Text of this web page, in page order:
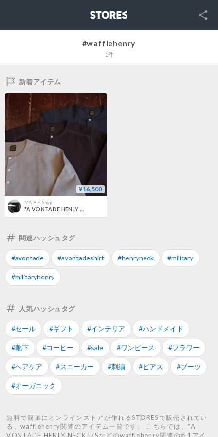
SNS
#wafflehenry
1件
新着アイテム
¥16,500
MAPS E-Shop
*A VONTADE HENLY NECK L/S
関連ハッシュタグ
#avontade #avontadeshirt #henryneck #military
#militaryhenry
人気ハッシュタグ
#セール #ギフト #インテリア #ハンドメイド
#靴下 #コーヒー #sale #ワンピース #フラワー
#ヘアケア #スニーカー #刺繍 #ピアス #ブーツ
#オーガニック
無料で簡単にオンラインストアが作れるSTORESで販売されてい
る、wafflehenry関連のアイテム一覧です。 こちらでは、*A
VONTADE HENLY NECK L/Sなどのwafflehenry関連の約1アイ